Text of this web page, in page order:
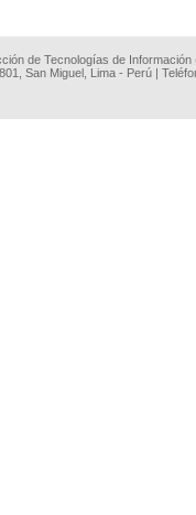
de Tecnologías de
San Miguel, Lima - Perú |